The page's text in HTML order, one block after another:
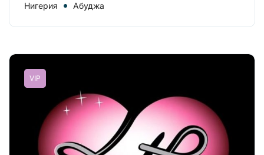
Нигерия Абуджа
VIP